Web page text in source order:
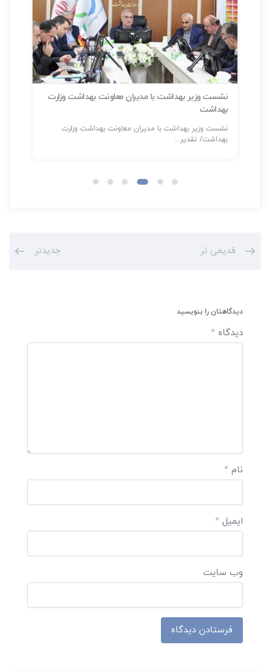
نشست وزیر بهداشت با مدیران معاونت بهداشت وزارت
بهداشت
نشست وزیر بهداشت با مدیران معاونت بهداشت وزارت
بهداشت/ تقدیر...
قدیمی تر جدیدتر
دیدگاهتان را بنویسید
دیدگاه *
نام *
ایمیل *
وب‌ سایت